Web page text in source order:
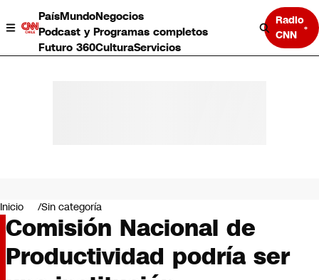
PaísMundoNegocios
Podcast y Programas completos
Futuro 360CulturaServicios
Radio
CNN
Negocios
Deportes
Programas completos
Cultura
Servicios
Inicio Sin categoría
Comisión Nacional de
Productividad podría ser